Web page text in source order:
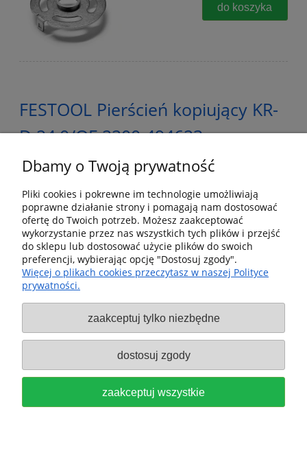
do koszyka
FESTOOL Pierścień kopiujący KR-
D 24,0/OF 2200 494623
Festool Pierścień kopiujący KR-D
30,0 do Frezarki OF 2200 494625
Dbamy o Twoją prywatność
Pliki cookies i pokrewne im technologie umożliwiają
poprawne działanie strony i pomagają nam dostosować
ofertę do Twoich potrzeb. Możesz zaakceptować
wykorzystanie przez nas wszystkich tych plików i przejść
do sklepu lub dostosować użycie plików do swoich
preferencji, wybierając opcję "Dostosuj zgody".
Więcej o plikach cookies przeczytasz w naszej Polityce
prywatności.
zaakceptuj tylko niezbędne
dostosuj zgody
zaakceptuj wszystkie